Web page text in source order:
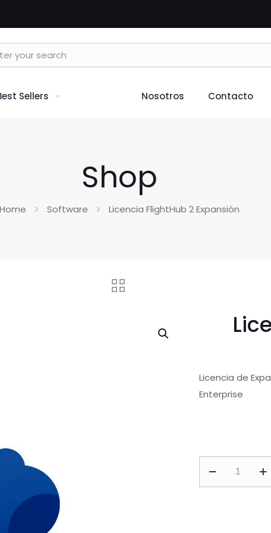
Sellers Nosotros Contacto
Shop
Home Software Licencia FlightHub 2 Expansión
Licencia de
Enterprise